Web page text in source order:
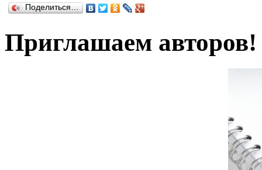
Поделиться…
Приглашаем авторов!